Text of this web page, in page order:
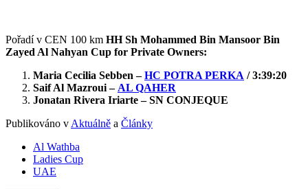
Pořadí v CEN 100 km HH Sh Mohammed Bin Mansoor Bin
Zayed Al Nahyan Cup for Private Owners:
Maria Cecilia Sebben –HC POTRA PERKA / 3:39:20
Saif Al Mazroui – AL QAHER
Jonatan Rivera Iriarte – SN CONJEQUE
Publikováno v Aktuálně a Články
Al Wathba
Ladies Cup
UAE